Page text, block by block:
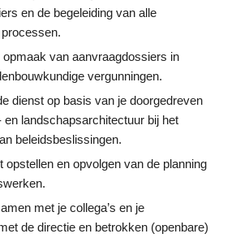
en de begeleiding van alle
opmaak van aanvraagdossiers in
vergunningen.
dienst op basis van je doorgedreven
en landschapsarchitectuur bij het
beleidsbeslissingen.
opstellen en opvolgen van de planning
met je collega’s en je
de directie en betrokken (openbare)